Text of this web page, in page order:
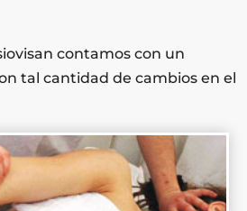
contamos con un
tal cantidad de cambios en el